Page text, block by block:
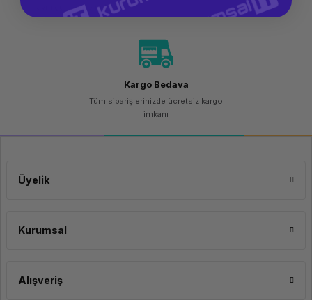
aynı gün kargo imkanı
Kargo Bedava
Tüm siparişlerinizde ücretsiz kargo
imkanı
Üyelik
Kurumsal
Alışveriş